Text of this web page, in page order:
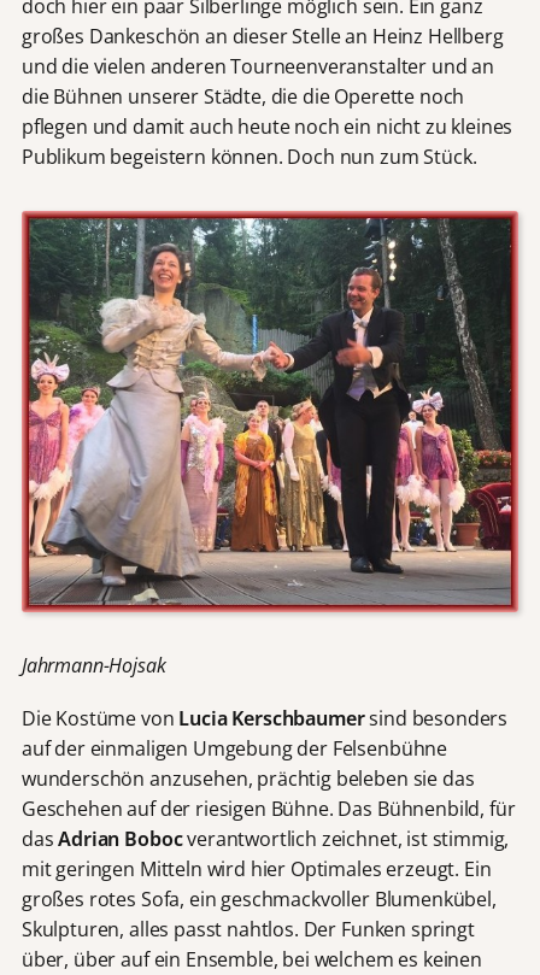
doch hier ein paar Silberlinge möglich sein. Ein ganz
großes Dankeschön an dieser Stelle an Heinz Hellberg
und die vielen anderen Tourneenveranstalter und an
die Bühnen unserer Städte, die die Operette noch
pflegen und damit auch heute noch ein nicht zu kleines
Publikum begeistern können. Doch nun zum Stück.
Jahrmann-Hojsak
Die Kostüme von Lucia Kerschbaumersind besonders
auf der einmaligen Umgebung der Felsenbühne
wunderschön anzusehen, prächtig beleben sie das
Geschehen auf der riesigen Bühne. Das Bühnenbild, für
dasAdrian Bobocverantwortlich zeichnet, ist stimmig,
mit geringen Mitteln wird hier Optimales erzeugt. Ein
großes rotes Sofa, ein geschmackvoller Blumenkübel,
Skulpturen, alles passt nahtlos. Der Funken springt
über, über auf ein Ensemble, bei welchem es keinen